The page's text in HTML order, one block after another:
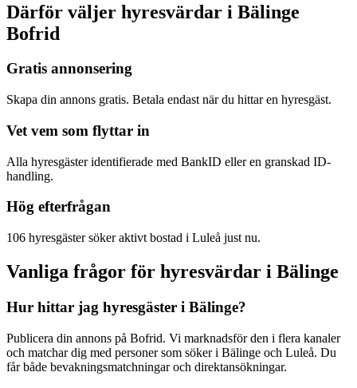
Därför väljer hyresvärdar i Bälinge
Bofrid
Gratis annonsering
Skapa din annons gratis. Betala endast när du hittar en hyresgäst.
Vet vem som flyttar in
Alla hyresgäster identifierade med BankID eller en granskad ID-
handling.
Hög efterfrågan
106 hyresgäster söker aktivt bostad i Luleå just nu.
Vanliga frågor för hyresvärdar i Bälinge
Hur hittar jag hyresgäster i Bälinge?
Publicera din annons på Bofrid. Vi marknadsför den i flera kanaler
och matchar dig med personer som söker i Bälinge och Luleå. Du
får både bevakningsmatchningar och direktansökningar.